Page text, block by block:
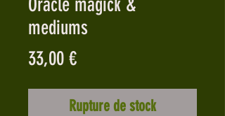
mediums
33,00 €Prix
Rupture de stock